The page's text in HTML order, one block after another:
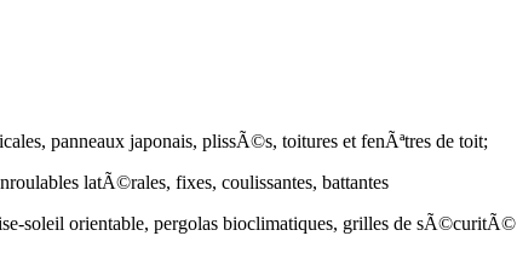
panneaux japonais, plissÃ©s, toitures et fenÃªtres de toit;
latÃ©rales, fixes, coulissantes, battantes
soleil orientable, pergolas bioclimatiques, grilles de sÃ©curitÃ©